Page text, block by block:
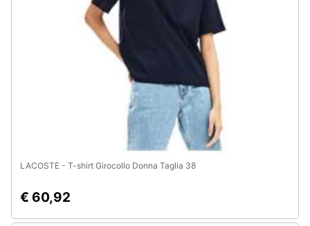
LACOSTE - T-shirt Girocollo Donna Taglia 38
€ 60,92